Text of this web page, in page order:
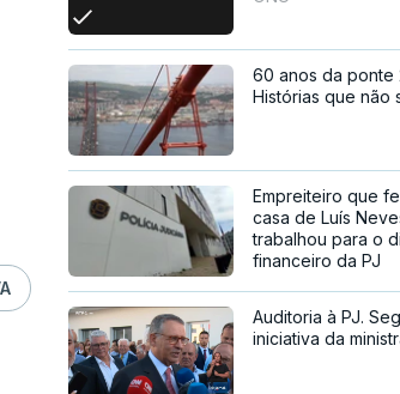
60 anos da ponte
Histórias que não
Empreiteiro que
casa de Luís
trabalhou para o
financeiro da PJ
Auditoria à PJ.
iniciativa da